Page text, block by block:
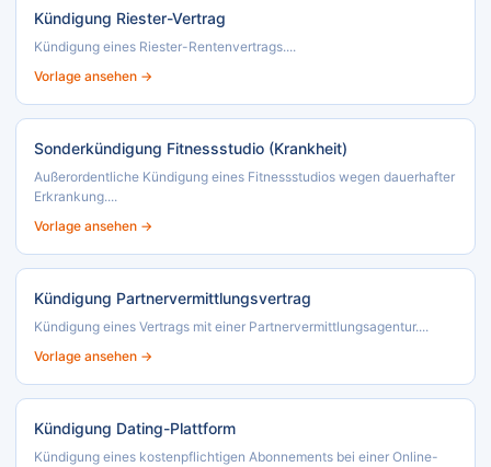
Kündigung Riester-Vertrag
Kündigung eines Riester-Rentenvertrags....
Vorlage ansehen →
Sonderkündigung Fitnessstudio (Krankheit)
Außerordentliche Kündigung eines Fitnessstudios wegen dauerhafter
Erkrankung....
Vorlage ansehen →
Kündigung Partnervermittlungsvertrag
Kündigung eines Vertrags mit einer Partnervermittlungsagentur....
Vorlage ansehen →
Kündigung Dating-Plattform
Kündigung eines kostenpflichtigen Abonnements bei einer Online-